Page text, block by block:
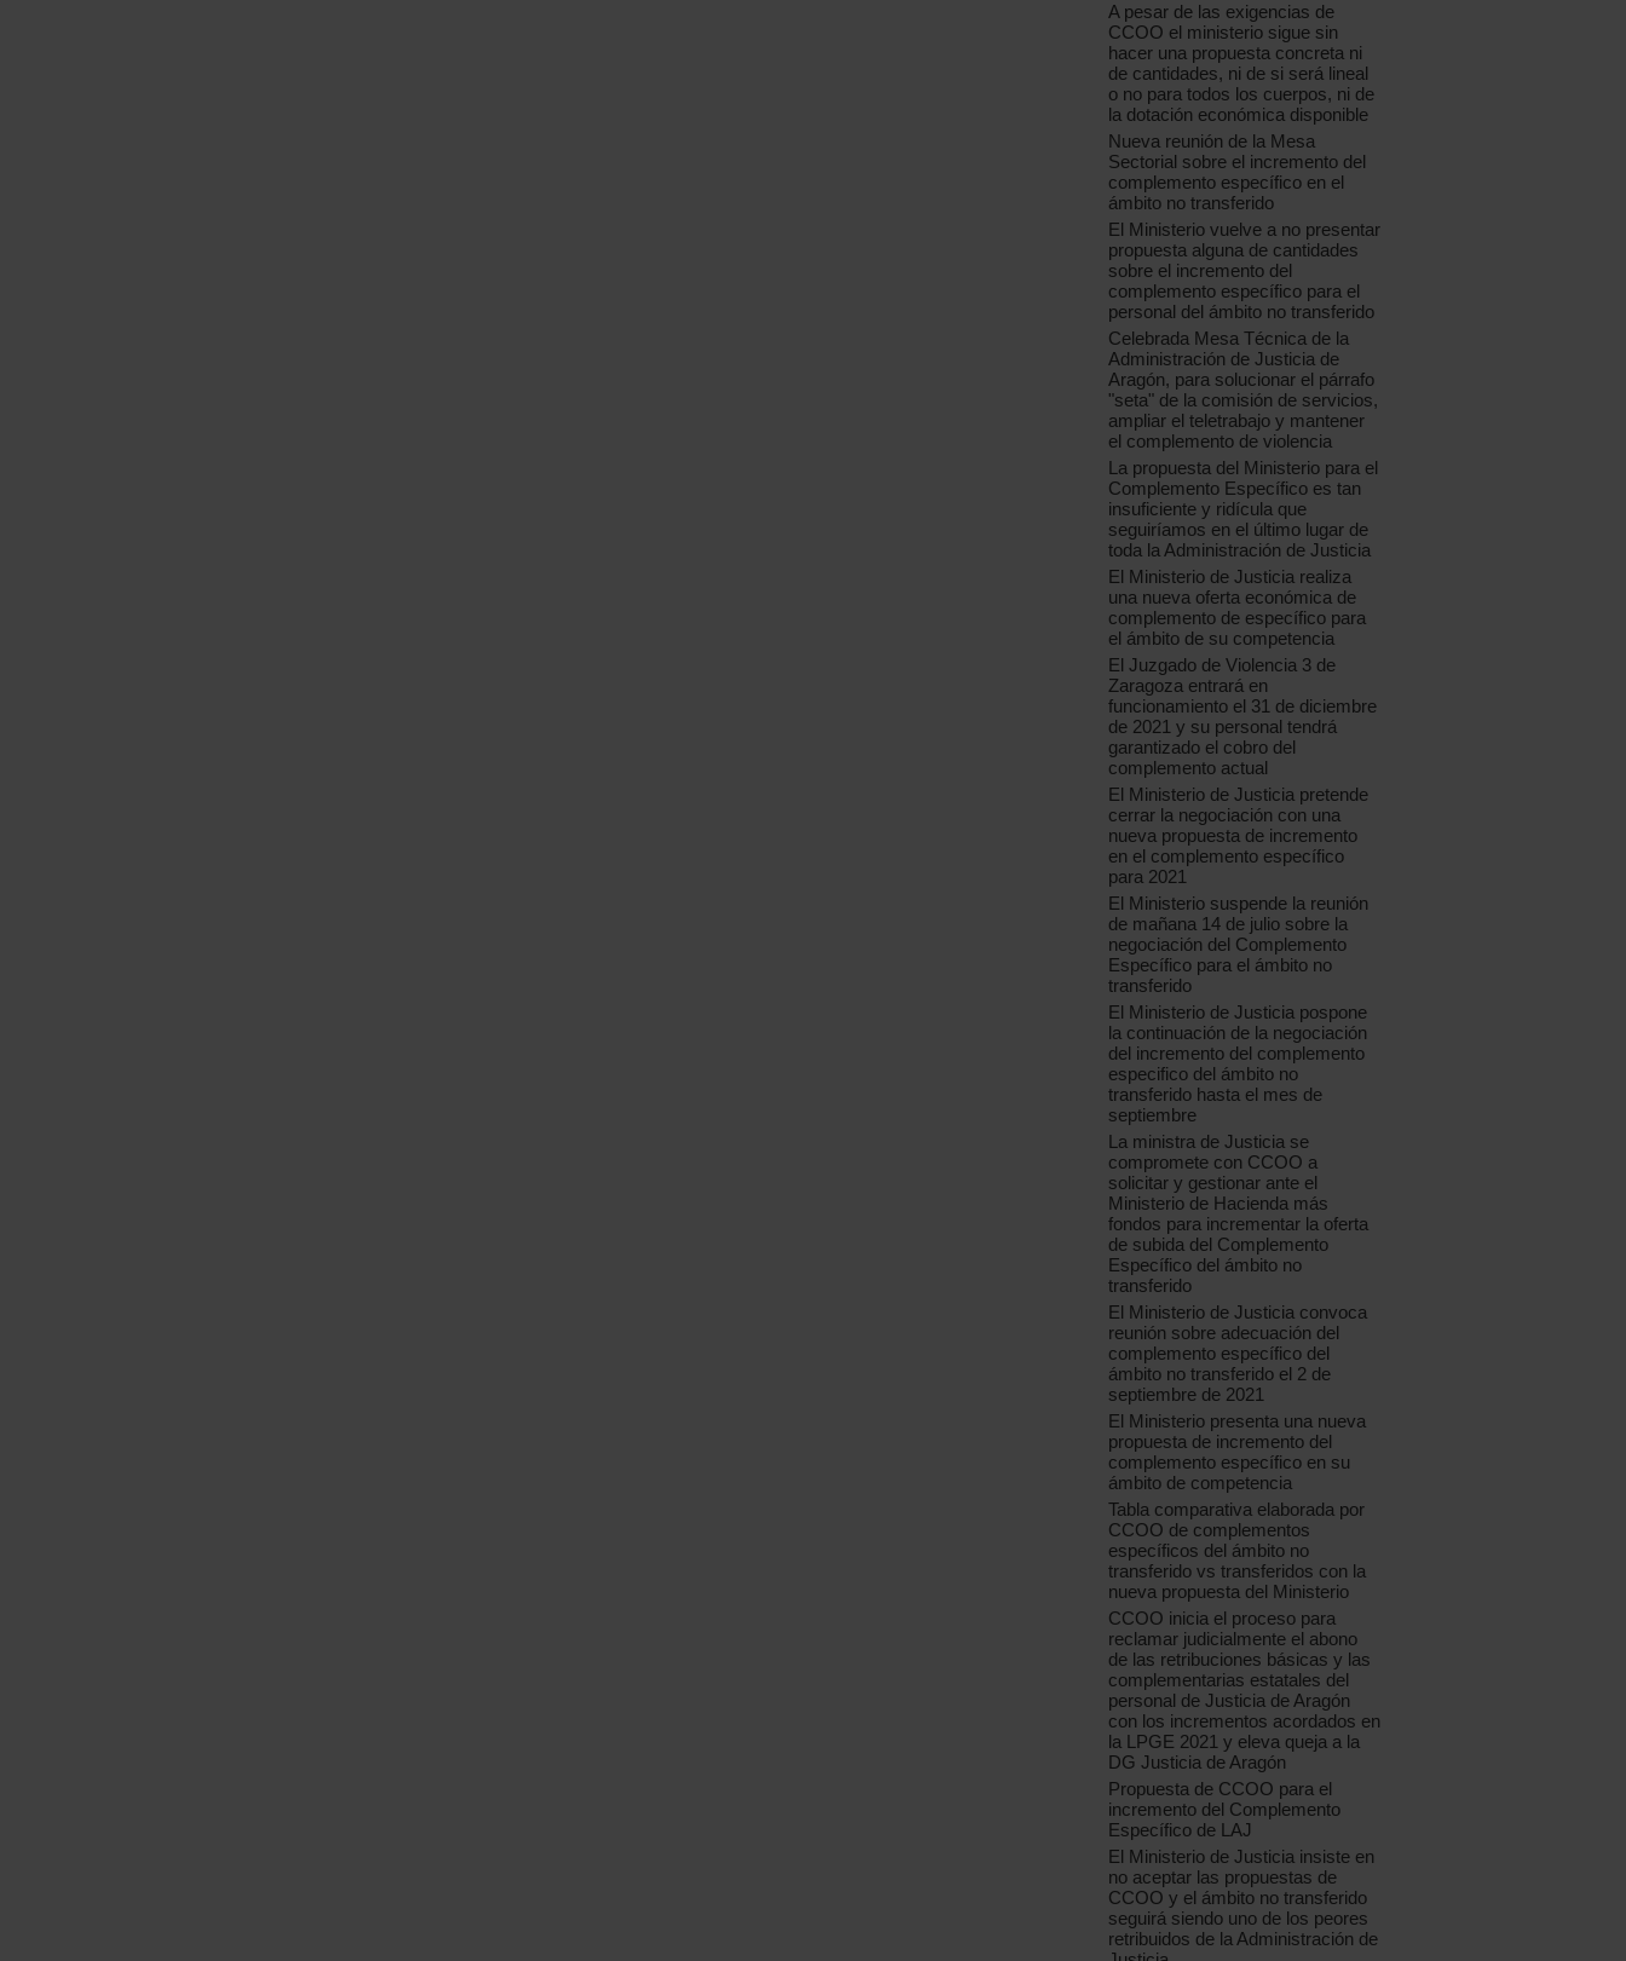
A pesar de las exigencias de
CCOO el ministerio sigue sin
hacer una propuesta concreta ni
de cantidades, ni de si será lineal
o no para todos los cuerpos, ni de
la dotación económica disponible
Nueva reunión de la Mesa
Sectorial sobre el incremento del
complemento específico en el
ámbito no transferido
El Ministerio vuelve a no presentar
propuesta alguna de cantidades
sobre el incremento del
complemento específico para el
personal del ámbito no transferido
Celebrada Mesa Técnica de la
Administración de Justicia de
Aragón, para solucionar el párrafo
"seta" de la comisión de servicios,
ampliar el teletrabajo y mantener
el complemento de violencia
La propuesta del Ministerio para el
Complemento Específico es tan
insuficiente y ridícula que
seguiríamos en el último lugar de
toda la Administración de Justicia
El Ministerio de Justicia realiza
una nueva oferta económica de
complemento de específico para
el ámbito de su competencia
El Juzgado de Violencia 3 de
Zaragoza entrará en
funcionamiento el 31 de diciembre
de 2021 y su personal tendrá
garantizado el cobro del
complemento actual
El Ministerio de Justicia pretende
cerrar la negociación con una
nueva propuesta de incremento
en el complemento específico
para 2021
El Ministerio suspende la reunión
de mañana 14 de julio sobre la
negociación del Complemento
Específico para el ámbito no
transferido
El Ministerio de Justicia pospone
la continuación de la negociación
del incremento del complemento
especifico del ámbito no
transferido hasta el mes de
septiembre
La ministra de Justicia se
compromete con CCOO a
solicitar y gestionar ante el
Ministerio de Hacienda más
fondos para incrementar la oferta
de subida del Complemento
Específico del ámbito no
transferido
El Ministerio de Justicia convoca
reunión sobre adecuación del
complemento específico del
ámbito no transferido el 2 de
septiembre de 2021
El Ministerio presenta una nueva
propuesta de incremento del
complemento específico en su
ámbito de competencia
Tabla comparativa elaborada por
CCOO de complementos
específicos del ámbito no
transferido vs transferidos con la
nueva propuesta del Ministerio
CCOO inicia el proceso para
reclamar judicialmente el abono
de las retribuciones básicas y las
complementarias estatales del
personal de Justicia de Aragón
con los incrementos acordados en
la LPGE 2021 y eleva queja a la
DG Justicia de Aragón
Propuesta de CCOO para el
incremento del Complemento
Específico de LAJ
El Ministerio de Justicia insiste en
no aceptar las propuestas de
CCOO y el ámbito no transferido
seguirá siendo uno de los peores
retribuidos de la Administración de